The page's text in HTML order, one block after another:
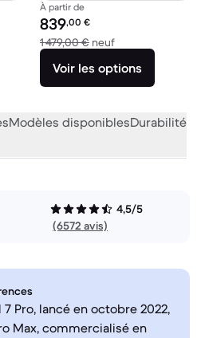
€ neuf
À partir de
Prix reconditionné :
839,00 €
1 479,00 € neufcontre 1 479,00 €
Voir les options
Modèles disponiblesDurabilité
4,5/5
(6572 avis)
7 Pro, lancé en octobre 2022,
Max, commercialisé en